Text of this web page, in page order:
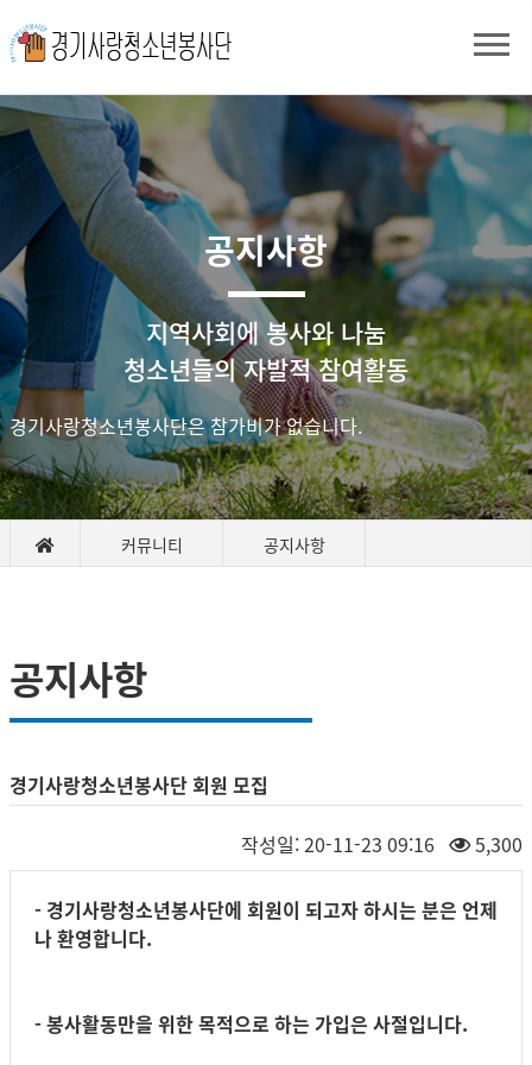
공지사항
지역사회에 봉사와 나눔
청소년들의 자발적 참여활동
경기사랑청소년봉사단은 참가비가 없습니다.
커뮤니티 공지사항
공지사항
경기사랑청소년봉사단 회원 모집
작성일:20-11-23 09:16 5,300
- 경기사랑청소년봉사단에 회원이 되고자 하시는 분은 언제
나 환영합니다.
- 봉사활동만을 위한 목적으로 하는 가입은 사절입니다.